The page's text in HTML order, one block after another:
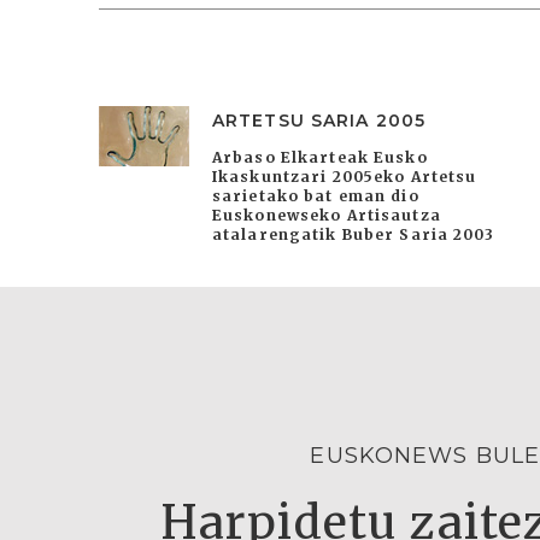
ARTETSU SARIA 2005
Arbaso Elkarteak Eusko
Ikaskuntzari 2005eko Artetsu
sarietako bat eman dio
Euskonewseko Artisautza
atalarengatik Buber Saria 2003
EUSKONEWS
Harpidetu